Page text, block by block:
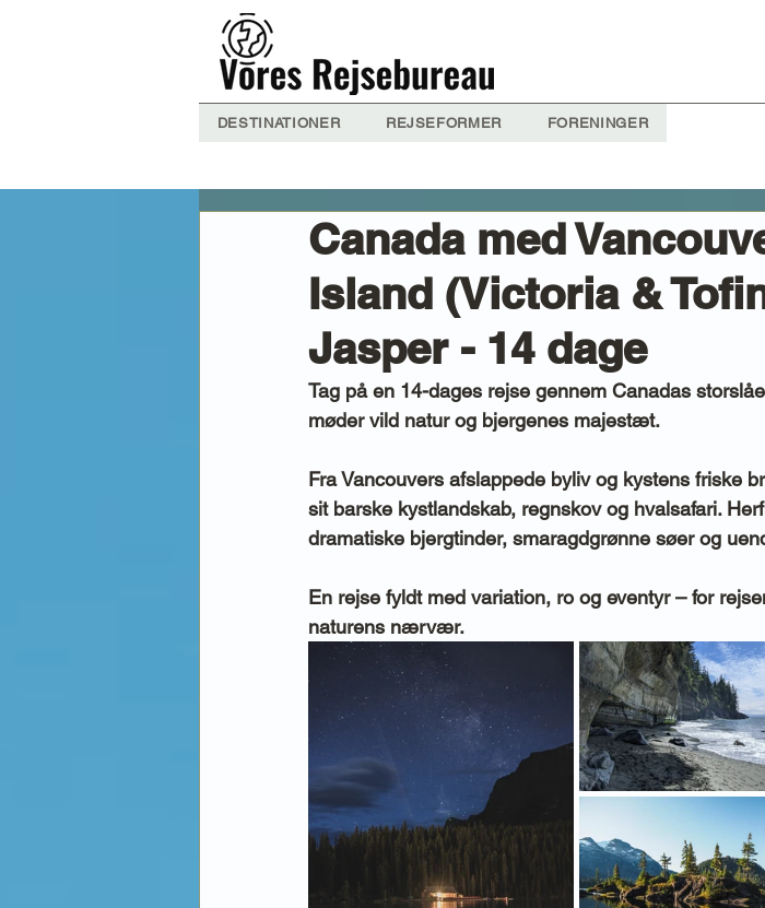
DESTINATIONER REJSEFORMER FORENINGER
Canada med
Island (Victoria &
Jasper - 14 dage
Tag på en 14-dages rejse gennem Canadas
møder vild natur og bjergenes majestæt.
Fra Vancouvers afslappede byliv og kystens friske
sit barske kystlandskab, regnskov og hvalsafari.
dramatiske bjergtinder, smaragdgrønne søer og
En rejse fyldt med variation, ro og eventyr – for
naturens nærvær.